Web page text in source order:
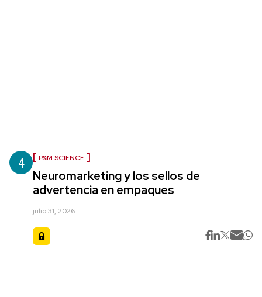
4 P&M SCIENCE
Neuromarketing y los sellos de
advertencia en empaques
julio 31, 2026